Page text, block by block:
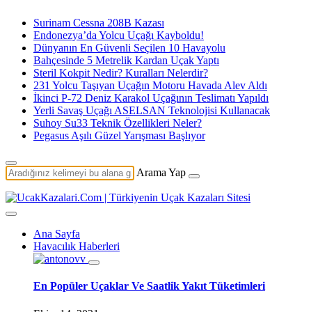
Surinam Cessna 208B Kazası
Endonezya’da Yolcu Uçağı Kayboldu!
Dünyanın En Güvenli Seçilen 10 Havayolu
Bahçesinde 5 Metrelik Kardan Uçak Yaptı
Steril Kokpit Nedir? Kuralları Nelerdir?
231 Yolcu Taşıyan Uçağın Motoru Havada Alev Aldı
İkinci P-72 Deniz Karakol Uçağının Teslimatı Yapıldı
Yerli Savaş Uçağı ASELSAN Teknolojisi Kullanacak
Suhoy Su33 Teknik Özellikleri Neler?
Pegasus Aşılı Güzel Yarışması Başlıyor
Arama Yap
Ana Sayfa
Havacılık Haberleri
En Popüler Uçaklar Ve Saatlik Yakıt Tüketimleri